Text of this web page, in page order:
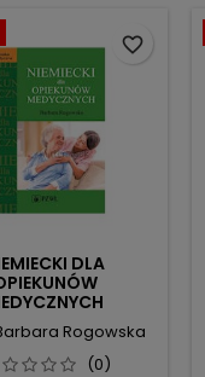
DLA
Rogowska
(0)
favorite_border